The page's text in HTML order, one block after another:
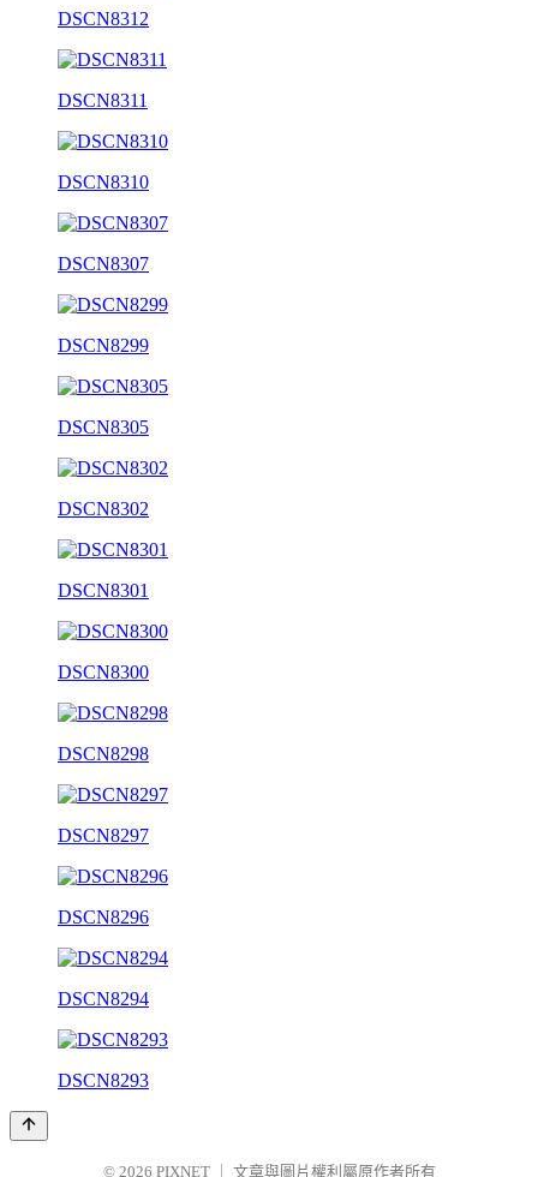
DSCN8312
DSCN8311
DSCN8310
DSCN8307
DSCN8299
DSCN8305
DSCN8302
DSCN8301
DSCN8300
DSCN8298
DSCN8297
DSCN8296
DSCN8294
DSCN8293
© 2026 PIXNET 文章與圖片權利屬原作者所有